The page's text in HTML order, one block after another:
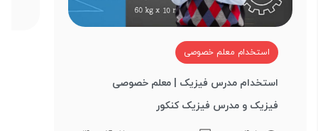
استخدام معلم خصوصی
استخدام مدرس فیزیک | معلم خصوصی
فیزیک و مدرس فیزیک کنکور